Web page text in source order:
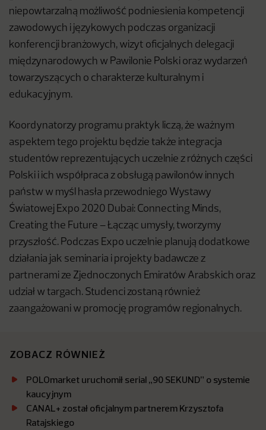
niepowtarzalną możliwość podniesienia kompetencji
zawodowych i językowych podczas organizacji
konferencji branżowych, wizyt oficjalnych delegacji
międzynarodowych w Pawilonie Polski oraz wydarzeń
towarzyszących o charakterze kulturalnym i
edukacyjnym.
Koordynatorzy programu praktyk liczą, że ważnym
aspektem tego projektu będzie także integracja
studentów reprezentujących uczelnie z różnych części
Polski i ich współpraca z obsługą pawilonów innych
państw w myśl hasła przewodniego Wystawy
Światowej Expo 2020 Dubai: Connecting Minds,
Creating the Future – Łącząc umysły, tworzymy
przyszłość. Podczas Expo uczelnie planują dodatkowe
działania jak seminaria i projekty badawcze z
partnerami ze Zjednoczonych Emiratów Arabskich oraz
udział w targach. Studenci zostaną również
zaangażowani w promocję programów regionalnych.
ZOBACZ RÓWNIEŻ
POLOmarket uruchomił serial „90 SEKUND” o systemie
kaucyjnym
CANAL+ został oficjalnym partnerem Krzysztofa
Ratajskiego